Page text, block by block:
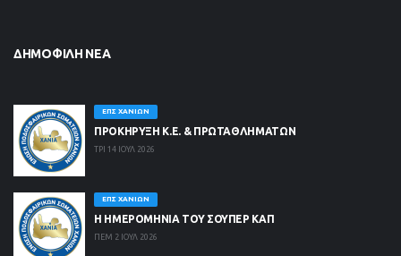
ΔΗΜΟΦΙΛΉ ΝΈΑ
ΕΠΣ ΧΑΝΊΩΝ
ΠΡΟΚΗΡΥΞΗ Κ.Ε. & ΠΡΩΤΑΘΛΗΜΑΤΩΝ
ΤΡΙ 14 ΙΟΥΛ 2026
ΕΠΣ ΧΑΝΊΩΝ
Η ΗΜΕΡΟΜΗΝΙΑ ΤΟΥ ΣΟΥΠΕΡ ΚΑΠ
ΠΕΜ 2 ΙΟΥΛ 2026